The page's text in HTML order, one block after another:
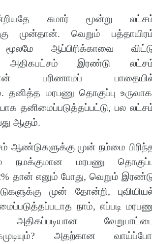
சுமார் மூன்று
முன்தான். வெறும்
ஆப்பிரிக்காவை
அதிகபட்சம் இரண்டு
பரிணாமப்
தனித்த மரபணு தொகுப்பு
தனிமைப்படுத்தப்பட்டு, பல
ஆகும்.
ஆண்டுகளுக்கு முன் நம்மை
நமக்குமான மரபணு
தான் எனும் போது, வெறும்
முன் தோன்றி,
நாம், எப்படி
அதிகப்படியான
அதற்கான